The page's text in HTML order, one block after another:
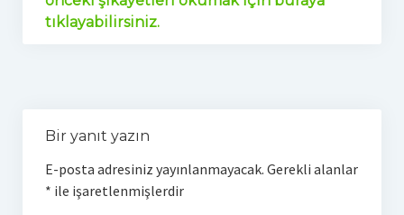
tıklayabilirsiniz.
Bir yanıt yazın
E-posta adresiniz yayınlanmayacak. Gerekli alanlar
* ile işaretlenmişlerdir